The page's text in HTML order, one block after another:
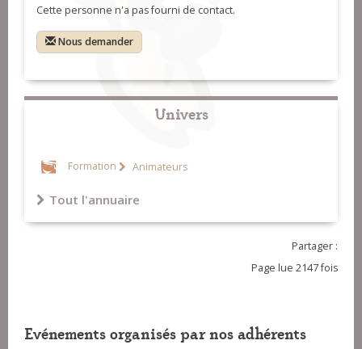
Cette personne n'a pas fourni de contact.
Nous demander
Univers
Formation Animateurs
Tout l'annuaire
Partager :
Page lue 2147 fois
Evénements organisés par nos adhérents